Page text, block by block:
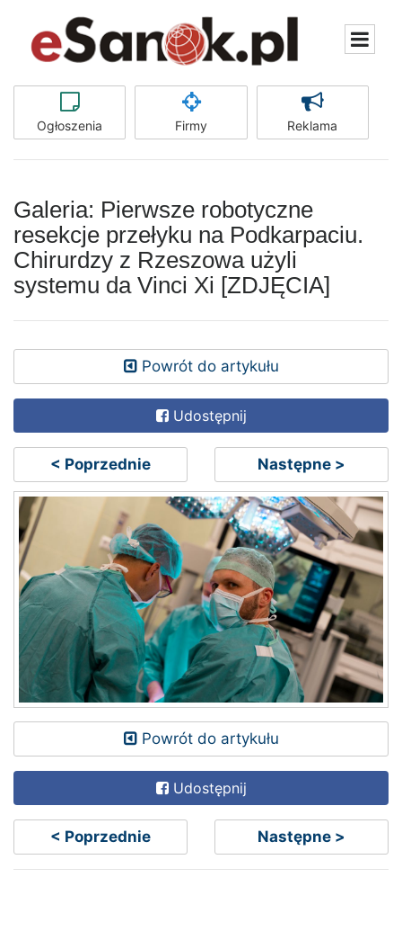
Ogłoszenia Firmy Reklama
Galeria: Pierwsze robotyczne
resekcje przełyku na Podkarpaciu.
Chirurdzy z Rzeszowa użyli
systemu da Vinci Xi [ZDJĘCIA]
Powrót do artykułu
Udostępnij
< Poprzednie Następne >
Powrót do artykułu
Udostępnij
< Poprzednie Następne >